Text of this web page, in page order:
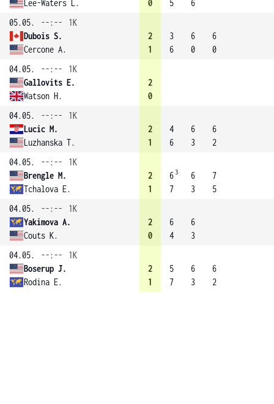
Lee-Waters L. 0 5
6
05.05.
--:--
1K
Dubois S.
Cercone A.
2
1
3
6
6
0
6
0
04.05.
--:--
1K
Gallovits E.
Watson H.
2
0
04.05.
--:--
1K
Lucic M.
Luzhanska T.
2
1
4
6
6
3
6
2
04.05.
--:--
1K
Brengle M.
Tchalova E.
2
1
6 3
7
6
3
7
5
04.05.
--:--
1K
Yakimova A.
Couts K.
2
0
6
4
6
3
04.05.
--:--
1K
Boserup J.
Rodina E.
2
1
5
7
6
3
6
2